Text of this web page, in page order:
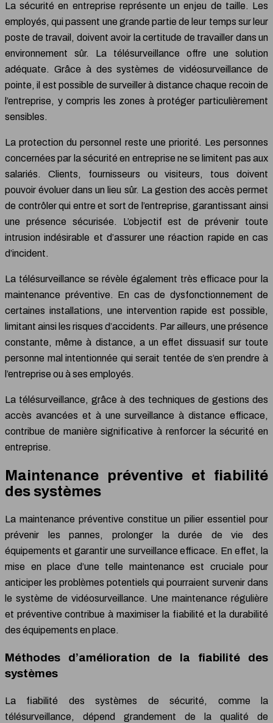
La sécurité en entreprise représente un enjeu de taille. Les
employés, qui passent une grande partie de leur temps sur leur
poste de travail, doivent avoir la certitude de travailler dans un
environnement sûr. La télésurveillance offre une solution
adéquate. Grâce à des systèmes de vidéosurveillance de
pointe, il est possible de surveiller à distance chaque recoin de
l’entreprise, y compris les zones à protéger particulièrement
sensibles.
La protection du personnel reste une priorité. Les personnes
concernées par la sécurité en entreprise ne se limitent pas aux
salariés. Clients, fournisseurs ou visiteurs, tous doivent
pouvoir évoluer dans un lieu sûr. La gestion des accès permet
de contrôler qui entre et sort de l’entreprise, garantissant ainsi
une présence sécurisée. L’objectif est de prévenir toute
intrusion indésirable et d’assurer une réaction rapide en cas
d’incident.
La télésurveillance se révèle également très efficace pour la
maintenance préventive. En cas de dysfonctionnement de
certaines installations, une intervention rapide est possible,
limitant ainsi les risques d’accidents. Par ailleurs, une présence
constante, même à distance, a un effet dissuasif sur toute
personne mal intentionnée qui serait tentée de s’en prendre à
l’entreprise ou à ses employés.
La télésurveillance, grâce à des techniques de gestions des
accès avancées et à une surveillance à distance efficace,
contribue de manière significative à renforcer la sécurité en
entreprise.
Maintenance préventive et fiabilité
des systèmes
La maintenance préventive constitue un pilier essentiel pour
prévenir les pannes, prolonger la durée de vie des
équipements et garantir une surveillance efficace. En effet, la
mise en place d’une telle maintenance est cruciale pour
anticiper les problèmes potentiels qui pourraient survenir dans
le système de vidéosurveillance. Une maintenance régulière
et préventive contribue à maximiser la fiabilité et la durabilité
des équipements en place.
Méthodes d’amélioration de la fiabilité des
systèmes
La fiabilité des systèmes de sécurité, comme la
télésurveillance, dépend grandement de la qualité de